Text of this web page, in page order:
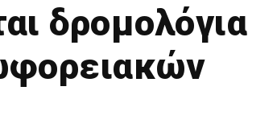
δρομολόγια